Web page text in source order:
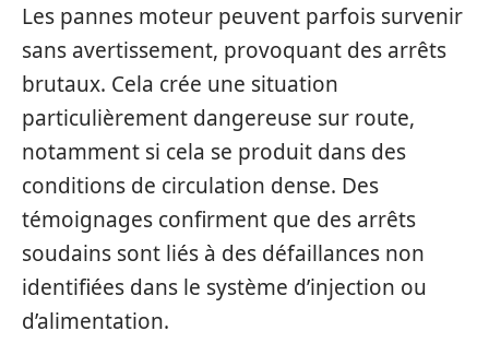
Les pannes moteur peuvent parfois survenir
sans avertissement, provoquant des arrêts
brutaux. Cela crée une situation
particulièrement dangereuse sur route,
notamment si cela se produit dans des
conditions de circulation dense. Des
témoignages confirment que des arrêts
soudains sont liés à des défaillances non
identifiées dans le système d’injection ou
d’alimentation.